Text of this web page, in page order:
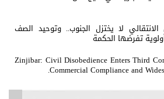
لا يختزل الجنوب.. وتوحيد الصف
تفرضها الحكمة
Zinjibar: Civil Disobedience Enters Third
Commercial Compliance and